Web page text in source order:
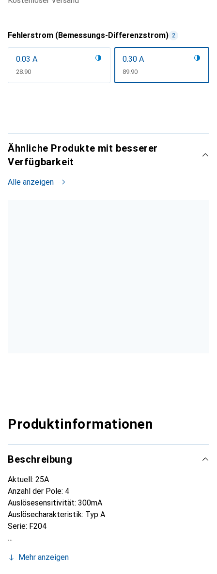
Fehlerstrom (Bemessungs-Differenzstrom) 2
0.03 A
CHF
28.90
0.30 A
CHF
89.90
Ähnliche Produkte mit besserer
Verfügbarkeit
Alle anzeigen
Produktinformationen
Beschreibung
Aktuell: 25A
Anzahl der Pole: 4
Auslösesensitivität: 300mA
Auslösecharakteristik: Typ A
Serie: F204
Mehr anzeigen